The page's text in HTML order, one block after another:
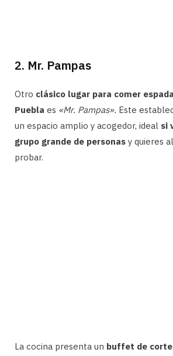
2. Mr. Pampas
Otro clásico lugar para comer
Puebla es «Mr. Pampas». Este
un espacio amplio y acogedor, ideal si
grupo grande de personas y quieres
probar.
La cocina presenta un buffet de